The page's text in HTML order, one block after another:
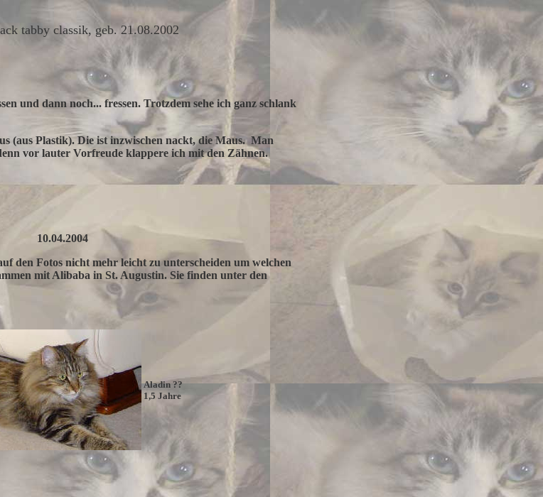
tabby classik, geb. 21.08.2002
und dann noch... fressen. Trotzdem sehe ich ganz schlank
(aus Plastik). Die ist inzwischen nackt, die Maus. Man
vor lauter Vorfreude klappere ich mit den Zähnen.
den Fotos nicht mehr leicht zu unterscheiden um welchen
mit Alibaba in St. Augustin. Sie finden unter den
Aladin ??
1,5 Jahre